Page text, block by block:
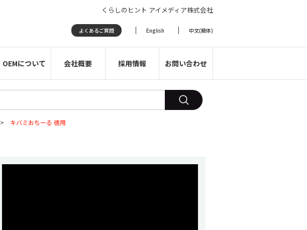
くらしのヒント アイメディア株式会社
よくあるご質問 English 中文(簡体)
OEMについて 会社概要 採用情報 お問い合わせ
> キバミおちーる 徳用